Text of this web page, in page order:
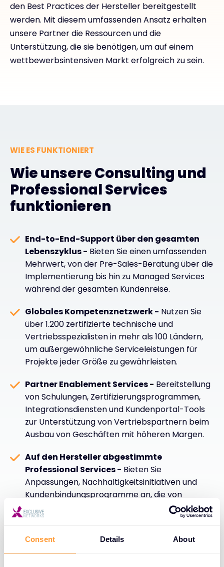
Consent Details About
den Best Practices der Hersteller bereitgestellt
werden. Mit diesem umfassenden Ansatz erhalten
unsere Partner die Ressourcen und die
Unterstützung, die sie benötigen, um auf einem
wettbewerbsintensiven Markt erfolgreich zu sein.
WIE ES FUNKTIONIERT
Wie unsere Consulting und
Professional Services
funktionieren
End-to-End-Support über den gesamten
Lebenszyklus - Bieten Sie einen umfassenden
Mehrwert, von der Pre-Sales-Beratung über die
Implementierung bis hin zu Managed Services
während der gesamten Kundenreise.
Globales Kompetenznetzwerk - Nutzen Sie
über 1.200 zertifizierte technische und
Vertriebsspezialisten in mehr als 100 Ländern,
um außergewöhnliche Serviceleistungen für
Projekte jeder Größe zu gewährleisten.
Partner Enablement Services - Bereitstellung
von Schulungen, Zertifizierungsprogrammen,
Integrationsdiensten und Kundenportal-Tools
zur Unterstützung von Vertriebspartnern beim
Ausbau von Geschäften mit höheren Margen.
Auf den Hersteller abgestimmte
Professional Services - Bieten Sie
Anpassungen, Nachhaltigkeitsinitiativen und
Kundenbindungsprogramme an, die von
erfahrenen Fachleuten gemäß den Best
Practices der Hersteller bereitgestellt werden.